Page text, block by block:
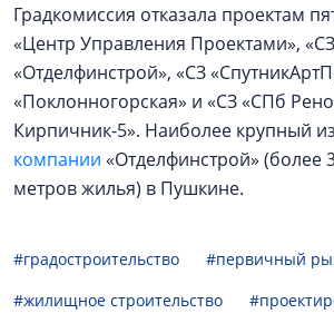
Градкомиссия отказала проектам
«Центр Управления Проектами», «СЗ
«Отделфинстрой», «СЗ
«Поклонногорская» и «СЗ «СПб
Кирпичник-5». Наиболее крупный
компании «Отделфинстрой» (более
метров жилья) в Пушкине.
#градостроительство
#первичный
#жилищное строительство